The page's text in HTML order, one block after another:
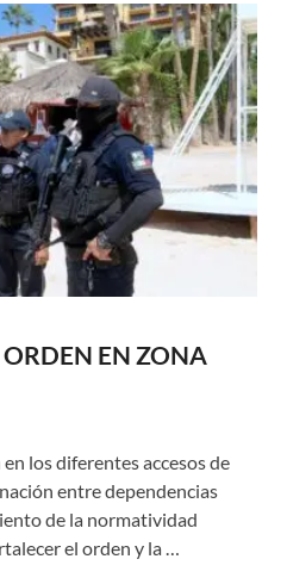
EN ZONA
los diferentes accesos de
entre dependencias
de la normatividad
el orden y la …